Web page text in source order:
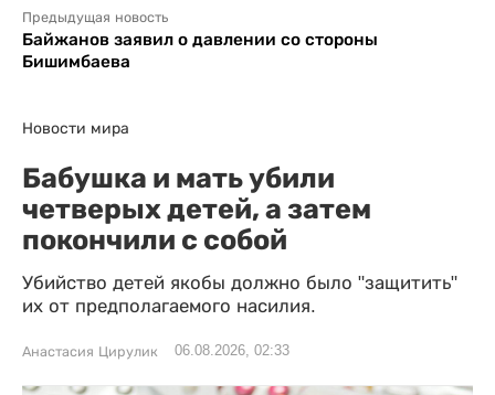
Предыдущая новость
Байжанов заявил о давлении со стороны
Бишимбаева
Новости мира
Бабушка и мать убили
четверых детей, а затем
покончили с собой
Убийство детей якобы должно было "защитить"
их от предполагаемого насилия.
Анастасия Цирулик 06.08.2026, 02:33